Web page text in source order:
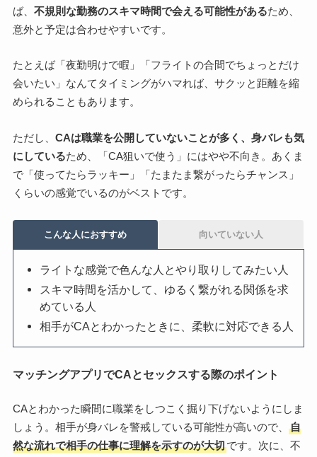
ば、 不規則な勤務のスキマ時間で会える可能性があるため、
意外と予定は合わせやすいです。
たとえば「夜勤明けで暇」「フライトの合間でちょっとだけ
会いたい」なんてタイミングがハマれば、サクッと距離を縮
められることもあります。
ただし、 CAは職業を公開していないことが多く、身バレも気
にしているため、「CA狙いで使う」にはやや不向き。あくま
で「使ってたらラッキー」「たまたま繋がったらチャンス」
くらいの感覚でいるのがベストです。
こんな人におすすめ 向いていない人
ライトな感覚で色んな人とやり取りしてみたい人
スキマ時間を活かして、ゆるく繋がれる関係を求
めている人
相手がCAとわかったときに、柔軟に対応できる人
マッチングアプリでCAとセックスする際のポイント
CAとわかった瞬間に職業をしつこく掘り下げないようにしま
しょう。相手が身バレを警戒している可能性が高いので、
自
然な流れで相手の仕事に理解を示すのが大切です。次に、不